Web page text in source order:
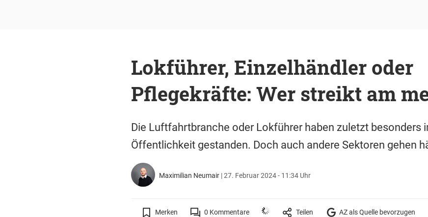
Lokführer, Einzelhändler oder
Pflegekräfte: Wer streikt am
Die Luftfahrtbranche oder Lokführer haben zuletzt besonders
Öffentlichkeit gestanden. Doch auch andere Sektoren gehen
Maximilian Neumair |27. Februar 2024 - 11:34 Uhr
Merken 0 Kommentare Teilen AZ als Quelle bevorzugen